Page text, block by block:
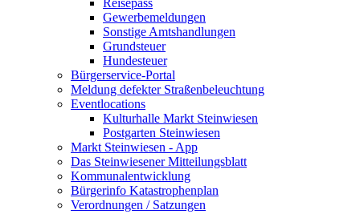
Reisepass
Gewerbemeldungen
Sonstige Amtshandlungen
Grundsteuer
Hundesteuer
Bürgerservice-Portal
Meldung defekter Straßenbeleuchtung
Eventlocations
Kulturhalle Markt Steinwiesen
Postgarten Steinwiesen
Markt Steinwiesen - App
Das Steinwiesener Mitteilungsblatt
Kommunalentwicklung
Bürgerinfo Katastrophenplan
Verordnungen / Satzungen